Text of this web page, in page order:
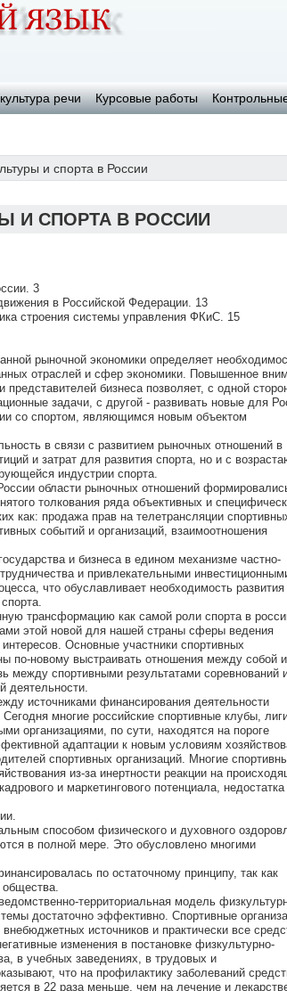
речи Курсовые работы
и спорта в России
И СПОРТА В РОССИИ
3
в Российской Федерации. 13
строения системы управления ФКиС. 15
рыночной экономики определяет
отраслей и сфер экономики. Повышенное
бизнеса позволяет, с одной
задачи, с другой - развивать новые для
со спортом, являющимся новым объектом
в связи с развитием рыночных отношений в
и затрат для развития спорта, но и с
индустрии спорта.
области рыночных отношений
толкования ряда объективных и
как: продажа прав на телетрансляции
событий и организаций, взаимоотношения
и бизнеса в едином механизме частно-
и привлекательными
что обуславливает необходимость развития
трансформацию как самой роли спорта в
этой новой для нашей страны сферы ведения
Основные участники спортивных
по-новому выстраивать отношения между собой
между спортивными результатами соревнований
деятельности.
источниками финансирования деятельности
многие российские спортивные клубы,
организациями, по сути, находятся на пороге
адаптации к новым условиям
спортивных организаций. Многие
из-за инертности реакции на
и маркетингового потенциала, недостатка
способом физического и духовного
в полной мере. Это обусловлено многими
по остаточному принципу, так как
общества.
территориальная модель
достаточно эффективно. Спортивные
источников и практически все
изменения в постановке физкультурно-
в учебных заведениях, в трудовых и
что на профилактику заболеваний
в 22 раза меньше, чем на лечение и